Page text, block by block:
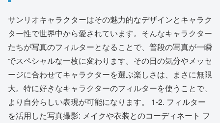
サンリオキャラクターはその魅力的なデザインとキャラク
ター性で世界中から愛されています。そんなキャラクター
たちが写真のフィルターとなることで、普段の写真が一瞬
でスペシャルな一枚に変わります。その日の気分やメッセ
ージに合わせてキャラクターを選ぶ楽しさは、まさに無限
大。特に好きなキャラクターのフィルターを使うことで、
より自分らしい表現が可能になります。 1-2. フィルター
を活用した写真撮影: メイクや衣装とのコーディネート フ